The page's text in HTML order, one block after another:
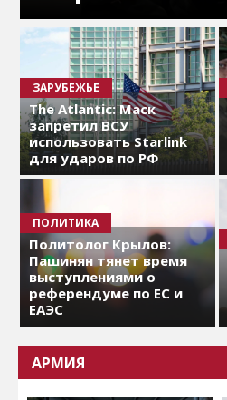
ЗАРУБЕЖЬЕ
The Atlantic: Маск
запретил ВСУ
использовать Starlink
для ударов по РФ
ПОЛИТИКА
Политолог Крылов:
Пашинян тянет время
выступлениями о
референдуме по ЕС и
ЕАЭС
АРМИЯ